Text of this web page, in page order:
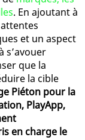
. En ajoutant à
et un aspect
s’avouer
que la
la cible
Piéton pour la
PlayApp,
en charge le